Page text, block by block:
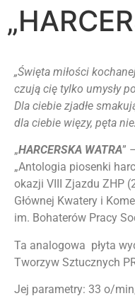
„Święta miłości
czują cię tylko umysły
Dla ciebie zjadłe
dla ciebie więzy, pęta
„HARCERSKA WATRA”
„Antologia piosenki
okazji VIII Zjazdu ZHP
Głównej Kwatery i
im. Bohaterów Pracy
Ta analogowa płyta
Tworzyw Sztucznych
Jej parametry: 33 o/